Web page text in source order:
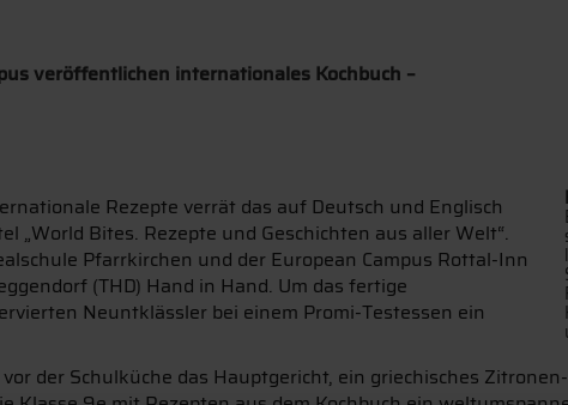
veröffentlichen internationales Kochbuch –
Rezepte verrät das auf Deutsch und Englisch
„World Bites. Rezepte und Geschichten aus aller Welt“.
Pfarrkirchen und der European Campus Rottal-Inn
(THD) Hand in Hand. Um das fertige
Neuntklässler bei einem Promi-Testessen ein
der Schulküche das Hauptgericht, ein griechisches